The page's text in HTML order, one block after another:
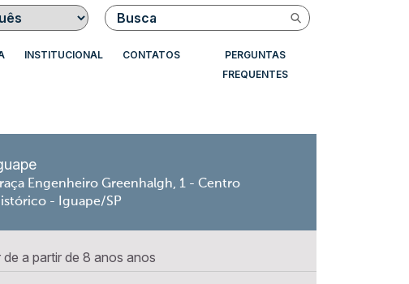
Buscar
INSTITUCIONAL CONTATOS
PERGUNTAS
FREQUENTES
Engenheiro Greenhalgh, 1 - Centro
- Iguape/SP
de a partir de 8 anos anos